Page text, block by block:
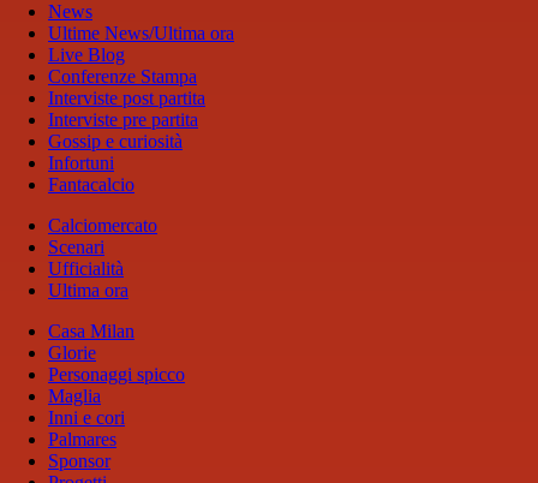
News
Ultime News/Ultima ora
Live Blog
Conferenze Stampa
Interviste post partita
Interviste pre partita
Gossip e curiosità
Infortuni
Fantacalcio
Calciomercato
Scenari
Ufficialità
Ultima ora
Casa Milan
Glorie
Personaggi spicco
Maglia
Inni e cori
Palmares
Sponsor